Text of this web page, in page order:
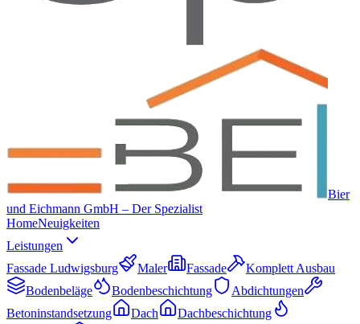
Bier
und Eichmann GmbH – Der Spezialist
HomeNeuigkeiten
Leistungen
Fassade Ludwigsburg
Maler Fassade
Komplett Ausbau
Bodenbeläge
Bodenbeschichtung
Abdichtungen
Betoninstandsetzung
Dach
Dachbeschichtung